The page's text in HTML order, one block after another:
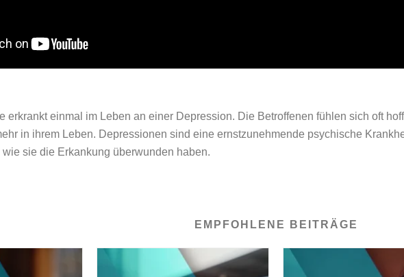
erkrankt einmal im Leben an einer Depression. Die Betroffenen fühlen sich oft
in ihrem Leben. Depressionen sind eine ernstzunehmende psychische
wie sie die Erkankung überwunden haben.
EMPFOHLENE BEITRÄGE